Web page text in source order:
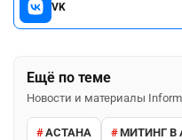
VK
Ещё по теме
Новости и материалы
АСТАНА МИТИНГ В